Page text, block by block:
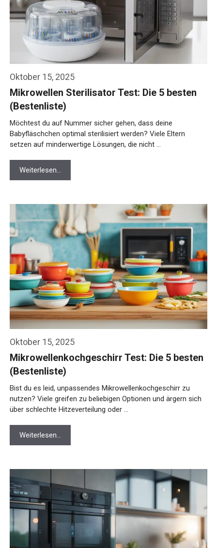
Oktober 15, 2025
Mikrowellen Sterilisator Test: Die 5 besten
(Bestenliste)
Möchtest du auf Nummer sicher gehen, dass deine
Babyfläschchen optimal sterilisiert werden? Viele Eltern
setzen auf minderwertige Lösungen, die nicht …
Weiterlesen…
Oktober 15, 2025
Mikrowellenkochgeschirr Test: Die 5 besten
(Bestenliste)
Bist du es leid, unpassendes Mikrowellenkochgeschirr zu
nutzen? Viele greifen zu beliebigen Optionen und ärgern sich
über schlechte Hitzeverteilung oder …
Weiterlesen…